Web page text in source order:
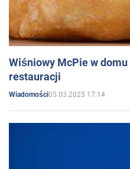
Wiśniowy McPie w
restauracji
Wiadomości05.03.2025 17:14